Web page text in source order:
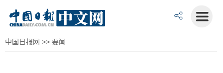
中国日报网 >> 要闻